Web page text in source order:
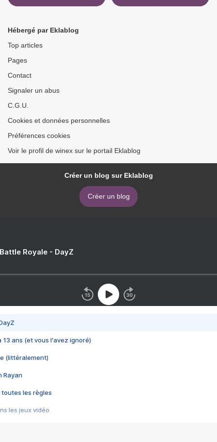
Hébergé par Eklablog
Top articles
Pages
Contact
Signaler un abus
C.G.U.
Cookies et données personnelles
Préférences cookies
Voir le profil de winex sur le portail Eklablog
Créer un blog sur Eklablog
Créer un blog
Royale - DayZ
13 ans (et vous l'avez ignoré)
(littéralement)
Rayan
toutes les règles
les jeux vidéo